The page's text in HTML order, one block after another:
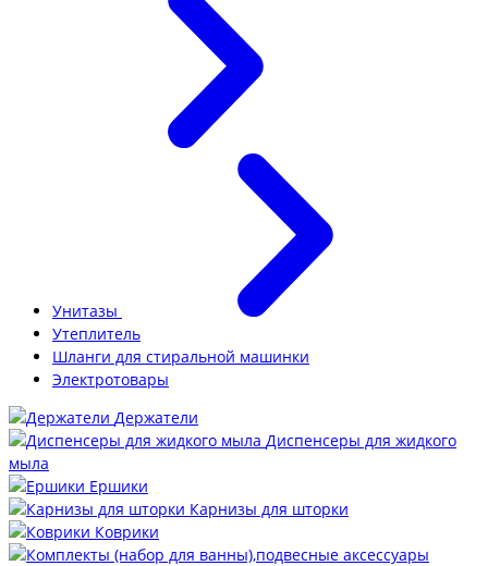
Унитазы
Утеплитель
Шланги для стиральной машинки
Электротовары
Держатели
Диспенсеры для жидкого
мыла
Ершики
Карнизы для шторки
Коврики